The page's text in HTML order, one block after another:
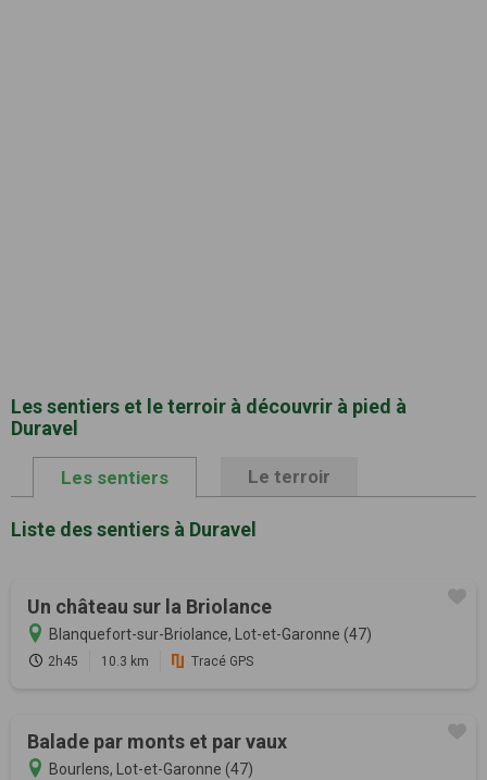
Les sentiers et le terroir à découvrir à pied à
Duravel
Les sentiers Le terroir
Liste des sentiers à Duravel
Un château sur la Briolance
Blanquefort-sur-Briolance, Lot-et-Garonne (47)
2h45 10.3 km Tracé GPS
Balade par monts et par vaux
Bourlens, Lot-et-Garonne (47)